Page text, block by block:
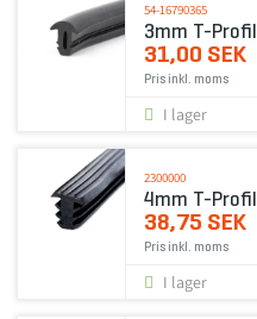
54-16790365
3mm T-Profil
31,00 SEK
Pris inkl. moms
I lager
2300000
4mm T-Profil
38,75 SEK
Pris inkl. moms
I lager